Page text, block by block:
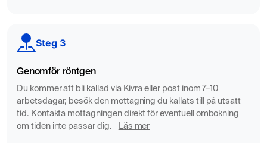
Diskbuktning eller diskbråck – även om ovanligt i
Inflammation – t.ex. vid spondylit eller ankyloserande
spondylit (Bechterews sjukdom)
Kotkompression – vanligt hos äldre eller vid
Steg 3
Genomför röntgen
Du kommer att bli kallad via Kivra eller post inom 7–10
arbetsdagar, besök den mottagning du kallats till på utsatt
tid. Kontakta mottagningen direkt för eventuell ombokning
om tiden inte passar dig.
Läs mer